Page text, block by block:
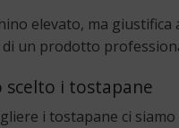
elevato, ma giustifica
un prodotto
scelto i tostapane
i tostapane ci siamo